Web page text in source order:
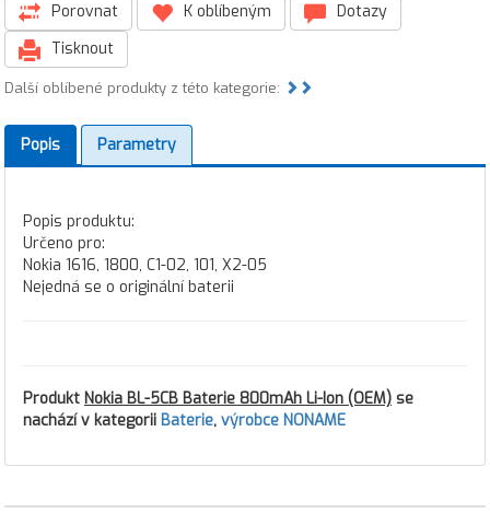
Porovnat K oblíbeným
Dotazy
Tisknout
Další oblíbené produkty z této kategorie:
Popis Parametry
Popis produktu:
Určeno pro:
Nokia 1616, 1800, C1-02, 101, X2-05
Nejedná se o originální baterii
Produkt Nokia BL-5CB Baterie 800mAh Li-Ion (OEM) se
nachází v kategorii Baterie, výrobce NONAME